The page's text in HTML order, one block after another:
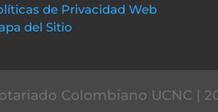
de Privacidad Web
del Sitio
Colombiano UCNC |